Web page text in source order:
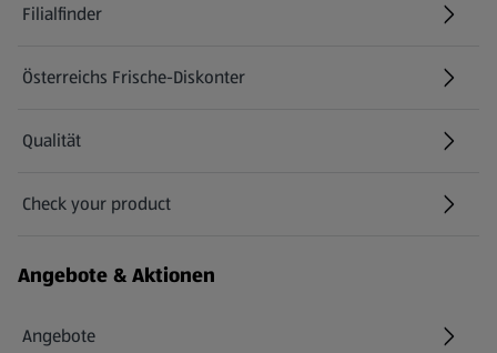
Filialfinder
Österreichs Frische-Diskonter
Qualität
Check your product
(öffnet in einem neuen Tab)
Angebote & Aktionen
Angebote